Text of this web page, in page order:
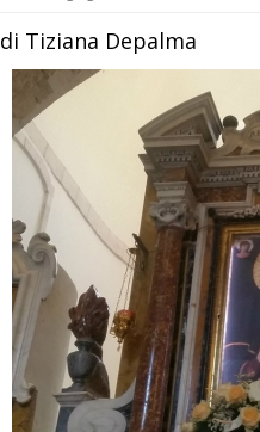
di Tiziana Depalma